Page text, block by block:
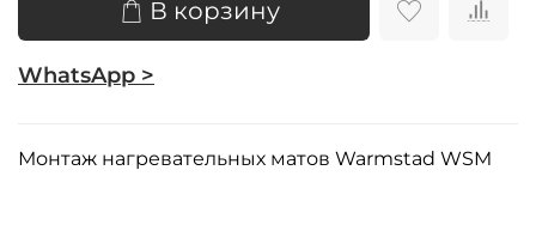
В корзину
WhatsApp >
Монтаж нагревательных матов Warmstad WSM